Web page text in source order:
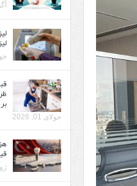
جولای 01, 2026
ژوئن